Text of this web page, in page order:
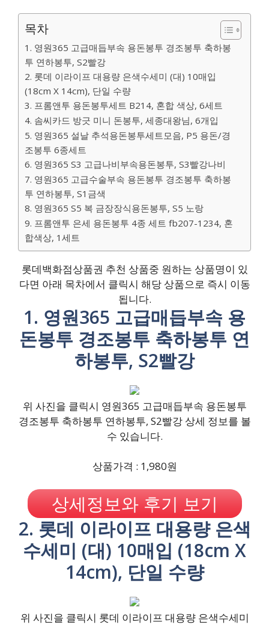
목차
1. 영원365 고급매듭부속 용돈봉투 경조봉투 축하봉
투 연하봉투, S2빨강
2. 롯데 이라이프 대용량 은색수세미 (대) 10매입
(18cm X 14cm), 단일 수량
3. 프롬앤투 용돈봉투세트 B214, 혼합 색상, 6세트
4. 솜씨카드 방긋 미니 돈봉투, 세종대왕님, 6개입
5. 영원365 설날 추석용돈봉투세트모음, P5 용돈/경
조봉투 6종세트
6. 영원365 S3 고급나비부속용돈봉투, S3빨강나비
7. 영원365 고급수술부속 용돈봉투 경조봉투 축하봉
투 연하봉투, S1금색
8. 영원365 S5 복 금장장식용돈봉투, S5 노랑
9. 프롬앤투 은세 용돈봉투 4종 세트 fb207-1234, 혼
합색상, 1세트
롯데백화점상품권 추천 상품중 원하는 상품명이 있
다면 아래 목차에서 클릭시 해당 상품으로 즉시 이동
됩니다.
1. 영원365 고급매듭부속 용
돈봉투 경조봉투 축하봉투 연
하봉투, S2빨강
위 사진을 클릭시 영원365 고급매듭부속 용돈봉투
경조봉투 축하봉투 연하봉투, S2빨강 상세 정보를 볼
수 있습니다.
상품가격 : 1,980원
상세정보와 후기 보기
2. 롯데 이라이프 대용량 은색
수세미 (대) 10매입 (18cm X
14cm), 단일 수량
위 사진을 클릭시 롯데 이라이프 대용량 은색수세미